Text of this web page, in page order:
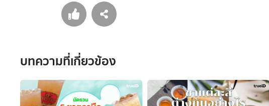
บทความที่เกี่ยวข้อง